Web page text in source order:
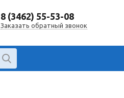
8 (3462) 55-53-08
Заказать обратный звонок